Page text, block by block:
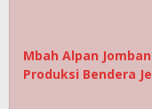
Mbah Alpan
Produksi Bendera